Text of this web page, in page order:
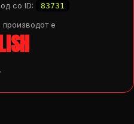
со ID: 83731
e
.